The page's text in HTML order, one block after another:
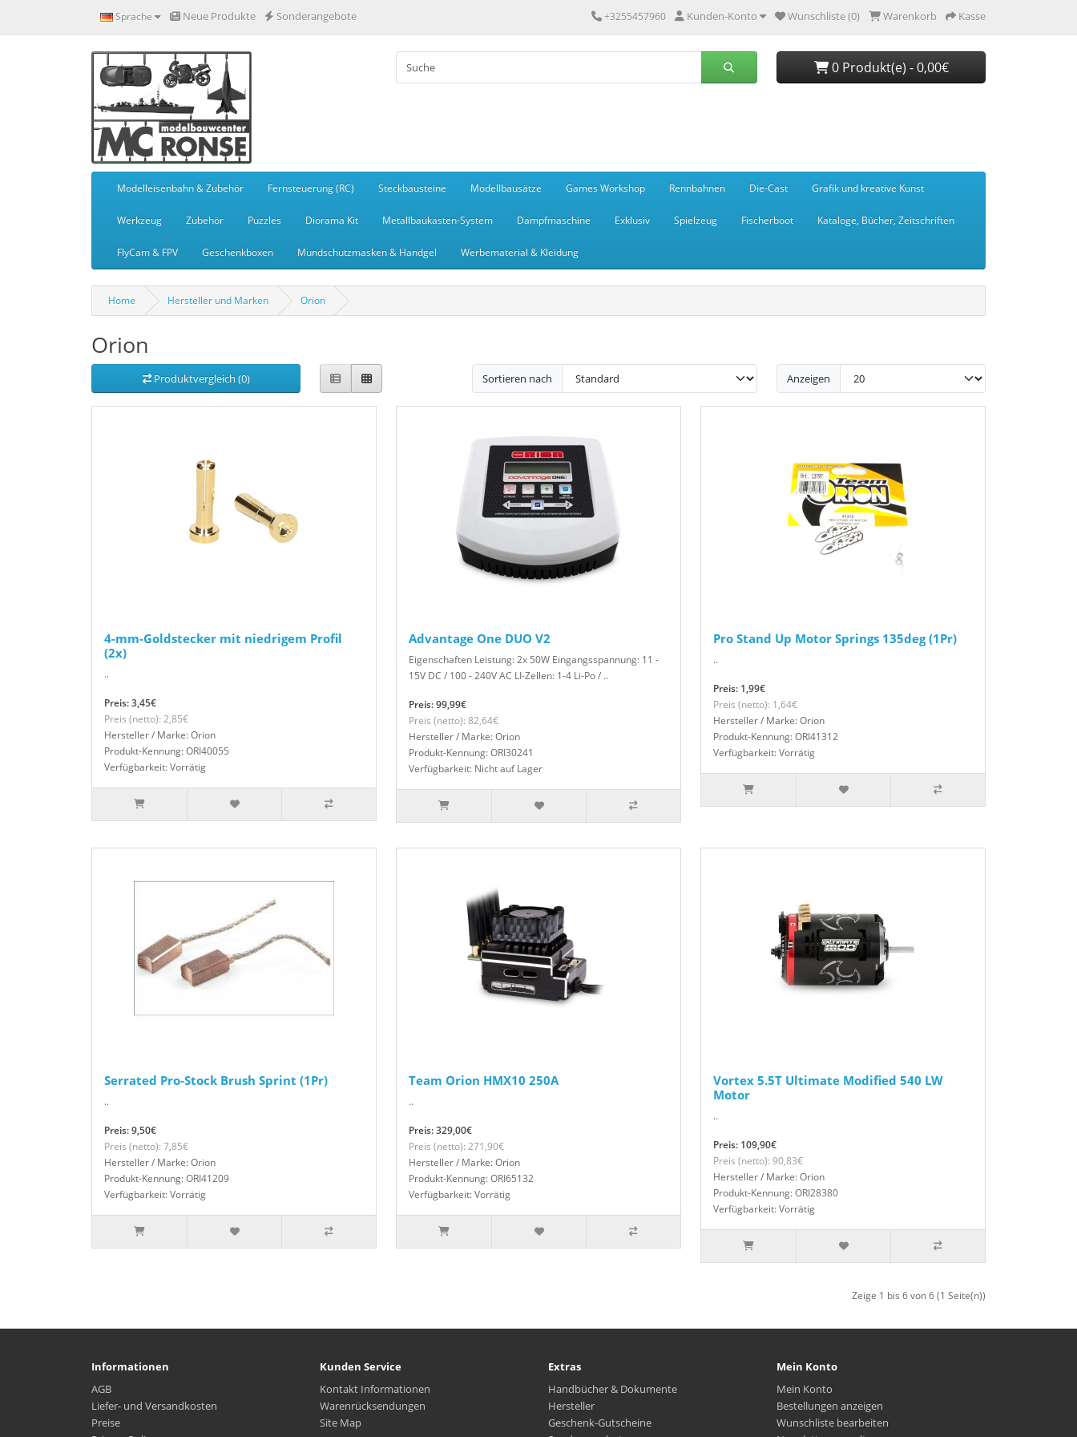
Sprache Neue Produkte Sonderangebote +3255457960 Kunden-Konto Wunschliste (0) Warenkorb Kasse
0 Produkt(e) - 0,00€
Modelleisenbahn & Zubehör Fernsteuerung (RC) Steckbausteine Modellbausätze Games Workshop Rennbahnen Die-Cast Grafik und kreative Kunst
Werkzeug Zubehör Puzzles Diorama Kit Metallbaukasten-System Dampfmaschine Exklusiv Spielzeug Fischerboot Kataloge, Bücher, Zeitschriften
FlyCam & FPV Geschenkboxen Mundschutzmasken & Handgel Werbematerial & Kleidung
Home Hersteller und Marken Orion
Orion
Produktvergleich (0) Sortieren nach Anzeigen
4-mm-Goldstecker mit niedrigem Profil
(2x)
..
Preis: 3,45€
Preis (netto): 2,85€
Hersteller / Marke: Orion
Produkt-Kennung: ORI40055
Verfügbarkeit: Vorrätig
Advantage One DUO V2
Eigenschaften Leistung: 2x 50W Eingangsspannung: 11 -
15V DC / 100 - 240V AC LI-Zellen: 1-4 Li-Po / ..
Preis: 99,99€
Preis (netto): 82,64€
Hersteller / Marke: Orion
Produkt-Kennung: ORI30241
Verfügbarkeit: Nicht auf Lager
Pro Stand Up Motor Springs 135deg (1Pr)
..
Preis: 1,99€
Preis (netto): 1,64€
Hersteller / Marke: Orion
Produkt-Kennung: ORI41312
Verfügbarkeit: Vorrätig
Serrated Pro-Stock Brush Sprint (1Pr)
..
Preis: 9,50€
Preis (netto): 7,85€
Hersteller / Marke: Orion
Produkt-Kennung: ORI41209
Verfügbarkeit: Vorrätig
Team Orion HMX10 250A
..
Preis: 329,00€
Preis (netto): 271,90€
Hersteller / Marke: Orion
Produkt-Kennung: ORI65132
Verfügbarkeit: Vorrätig
Vortex 5.5T Ultimate Modified 540 LW
Motor
..
Preis: 109,90€
Preis (netto): 90,83€
Hersteller / Marke: Orion
Produkt-Kennung: ORI28380
Verfügbarkeit: Vorrätig
Zeige 1 bis 6 von 6 (1 Seite(n))
Informationen
AGB
Liefer- und Versandkosten
Preise
Kunden Service
Kontakt Informationen
Warenrücksendungen
Site Map
Extras
Handbücher & Dokumente
Hersteller
Geschenk-Gutscheine
Mein Konto
Mein Konto
Bestellungen anzeigen
Wunschliste bearbeiten